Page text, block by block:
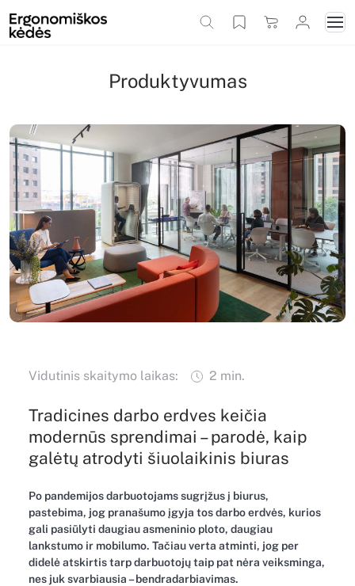
Produktyvumas
Vidutinis skaitymo laikas: 2 min.
Tradicines darbo erdves keičia
modernūs sprendimai – parodė, kaip
galėtų atrodyti šiuolaikinis biuras
Po pandemijos darbuotojams sugrįžus į biurus,
pastebima, jog pranašumo įgyja tos darbo erdvės, kurios
gali pasiūlyti daugiau asmeninio ploto, daugiau
lankstumo ir mobilumo. Tačiau verta atminti, jog per
didelė atskirtis tarp darbuotojų taip pat nėra veiksminga,
nes juk svarbiausia – bendradarbiavimas.